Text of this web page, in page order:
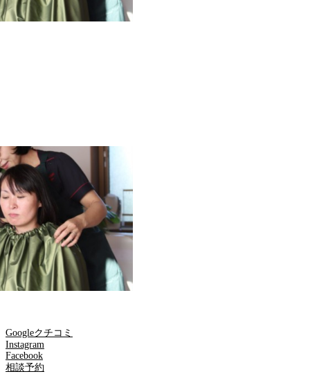
Googleクチコミ
Instagram
Facebook
相談予約